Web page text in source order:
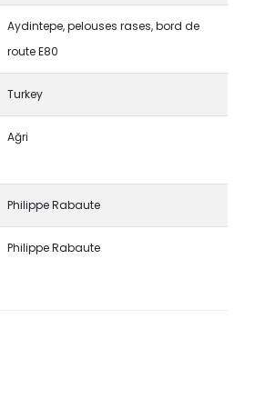
Aydintepe, pelouses rases, bord de
route E80
Turkey
Ağri
Philippe Rabaute
Philippe Rabaute